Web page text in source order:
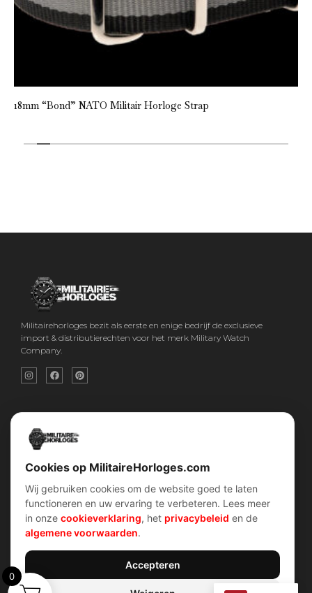
18mm “Bond” NATO Militair Horloge Strap
Militairehorloges bezit als eerste en enige bedrijf de exclusieve
import & distributierechten voor het merk Military Watch
Company.
Snel menu
Home
Over ons
Contact
Account
Shop
Categorieën
klantenservice
Voorwaarden (AV)
Verzend & retour
Garantiebeleid
Privacybeleid
Verhalen
Piloten horloges
Duikers horloges
Dirty Dozen
Cookies op MilitaireHorloges.com
Wij gebruiken cookies om de website goed te laten
functioneren en uw ervaring te verbeteren. Lees meer
in onze cookieverklaring, het privacybeleid en de
algemene voorwaarden.
Accepteren
0